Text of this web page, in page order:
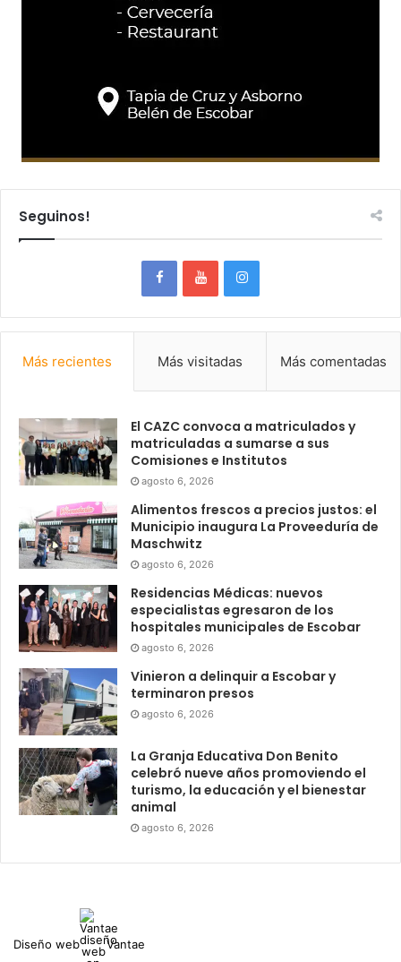
Seguinos!
Más recientes Más visitadas Más comentadas
El CAZC convoca a matriculados y
matriculadas a sumarse a sus
Comisiones e Institutos
agosto 6, 2026
Alimentos frescos a precios justos: el
Municipio inaugura La Proveeduría de
Maschwitz
agosto 6, 2026
Residencias Médicas: nuevos
especialistas egresaron de los
hospitales municipales de Escobar
agosto 6, 2026
Vinieron a delinquir a Escobar y
terminaron presos
agosto 6, 2026
La Granja Educativa Don Benito
celebró nueve años promoviendo el
turismo, la educación y el bienestar
animal
agosto 6, 2026
Diseño web Vantae